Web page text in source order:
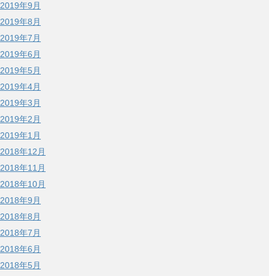
2019年9月
2019年8月
2019年7月
2019年6月
2019年5月
2019年4月
2019年3月
2019年2月
2019年1月
2018年12月
2018年11月
2018年10月
2018年9月
2018年8月
2018年7月
2018年6月
2018年5月